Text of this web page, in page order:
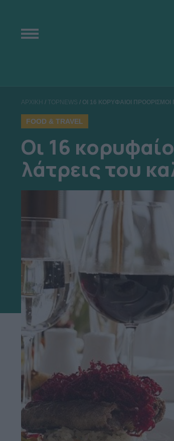
ΑΡΧΙΚΗ / TOPNEWS / ΟΙ 16 ΚΟΡΥΦΑΙΟΙ
FOOD & TRAVEL
Οι 16
λάτρεις του